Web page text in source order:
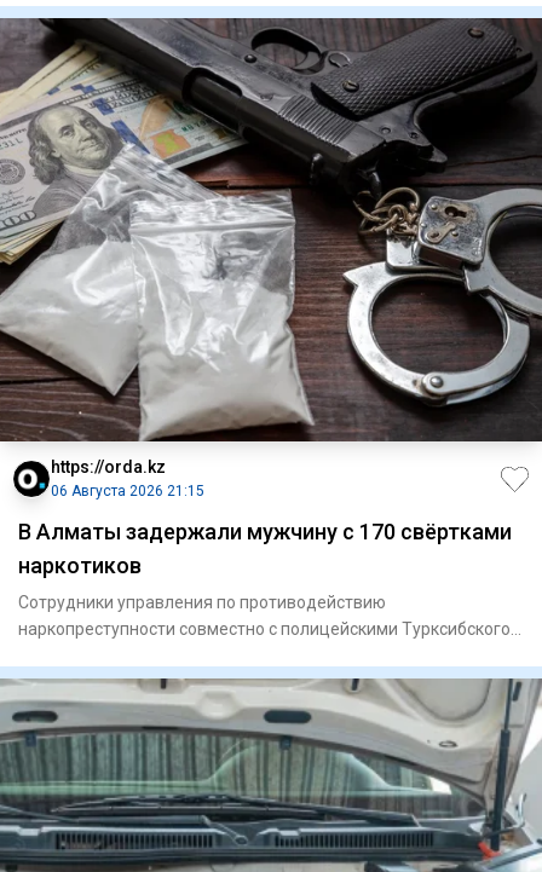
https://orda.kz
06 Августа 2026 21:15
В Алматы задержали мужчину с 170 свёртками
наркотиков
Сотрудники управления по противодействию
наркопреступности совместно с полицейскими Турксибского